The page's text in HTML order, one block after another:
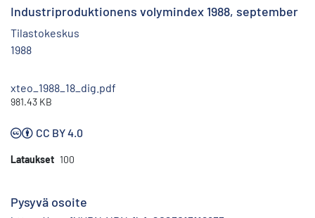
Industriproduktionens volymindex 1988, september
Tilastokeskus
1988
xteo_1988_18_dig.pdf
981.43 KB
CC BY 4.0
Lataukset 100
Pysyvä osoite